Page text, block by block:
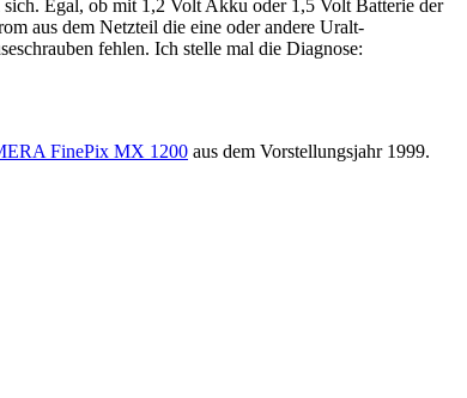
Egal, ob mit 1,2 Volt Akku oder 1,5 Volt Batterie der
aus dem Netzteil die eine oder andere Uralt-
fehlen. Ich stelle mal die Diagnose:
FinePix MX 1200 aus dem Vorstellungsjahr 1999.